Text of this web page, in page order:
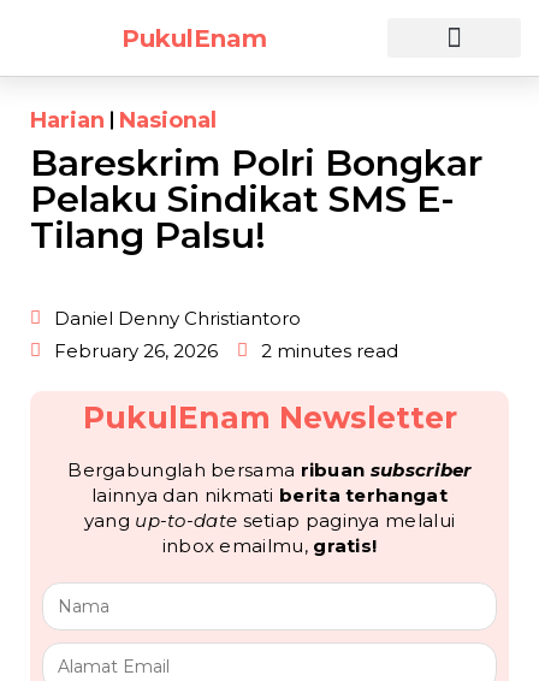
PukulEnam
Harian Nasional
Bareskrim Polri Bongkar
Pelaku Sindikat SMS E-
Tilang Palsu!
Daniel Denny Christiantoro
February 26, 2026
2 minutes read
PukulEnam Newsletter
Bergabunglah bersama ribuan subscriber
lainnya dan nikmati berita terhangat
yang up-to-date setiap paginya melalui
inbox emailmu, gratis!